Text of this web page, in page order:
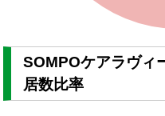
SOMPOケアラヴィ
居数比率